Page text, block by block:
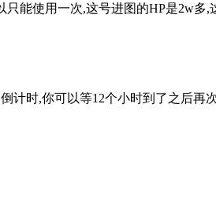
能使用一次,这号进图的HP是2w多,
时,你可以等12个小时到了之后